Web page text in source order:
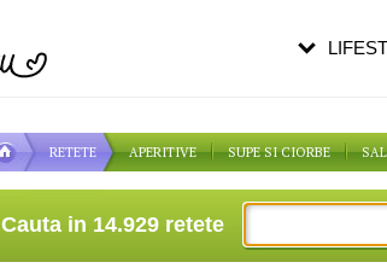
RETETE APERITIVE SUPE SI CIORBE
Cauta in 14.929 retete